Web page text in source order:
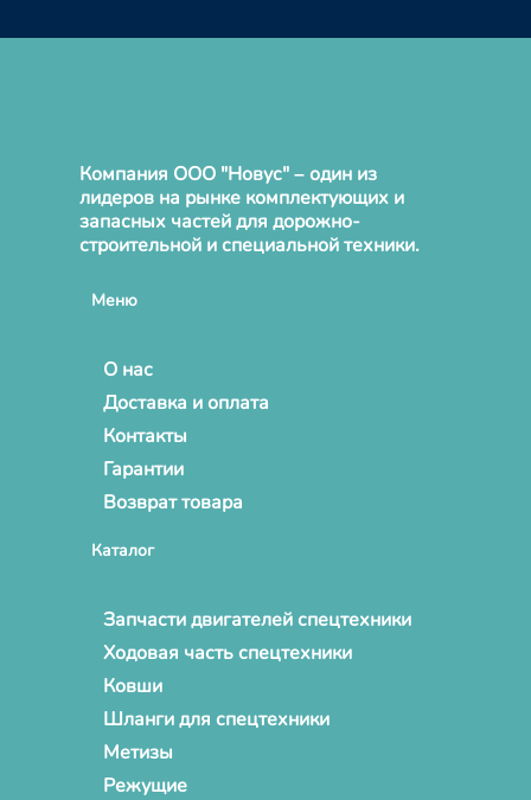
Компания ООО "Новус" – один из
лидеров на рынке комплектующих и
запасных частей для дорожно-
строительной и специальной техники.
Меню
О нас
Доставка и оплата
Контакты
Гарантии
Возврат товара
Каталог
Запчасти двигателей спецтехники
Ходовая часть спецтехники
Ковши
Шланги для спецтехники
Метизы
Режущие